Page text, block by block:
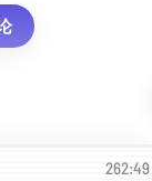
podcast、
、Pocket
次食物对于肉食
很足很香，中东
到现在还是世袭262:49